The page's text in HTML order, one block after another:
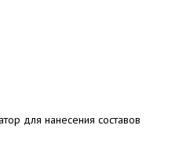
для нанесения составов